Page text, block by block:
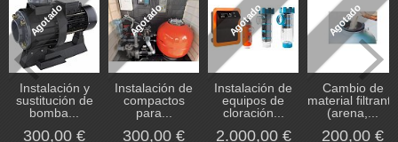
Agotado
Instalación y
sustitución de
bomba...
300,00 €
Agotado
Instalación de
compactos
para...
300,00 €
Agotado
Instalación de
equipos de
cloración...
2.000,00 €
Agotado
Cambio de
material filtrante
(arena,...
200,00 €